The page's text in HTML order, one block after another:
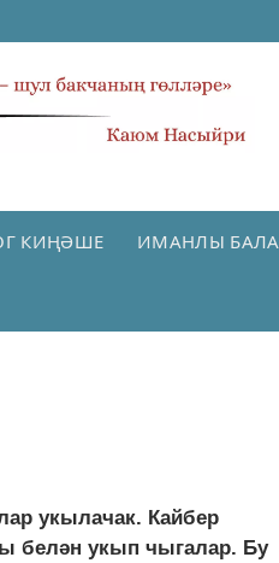
КИҢӘШЕ ИМАНЛЫ БАЛА
укылачак. Кайбер
белән укып чыгалар. Бу